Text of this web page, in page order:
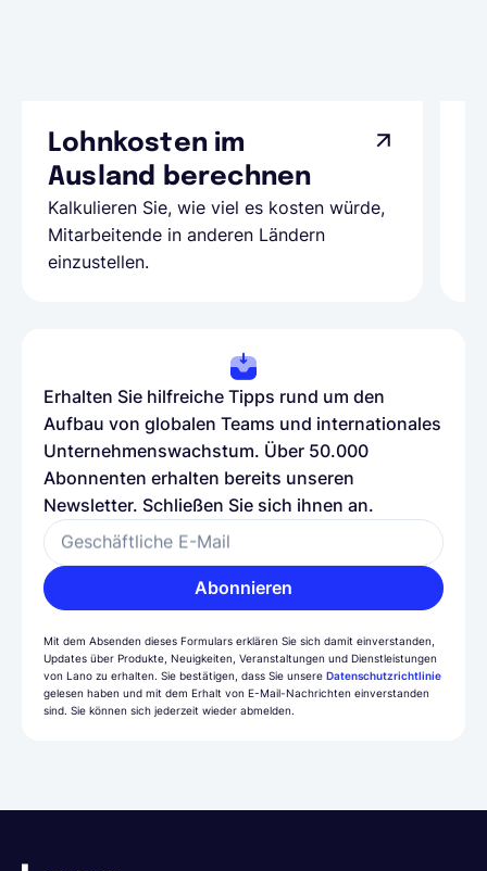
Lohnkosten im
Ausland berechnen
Kalkulieren Sie, wie viel es kosten würde,
Mitarbeitende in anderen Ländern
einzustellen.
Erhalten Sie hilfreiche Tipps rund um den
Aufbau von globalen Teams und internationales
Unternehmenswachstum. Über 50.000
Abonnenten erhalten bereits unseren
Newsletter. Schließen Sie sich ihnen an.
Geschäftliche E-Mail
Abonnieren
Mit dem Absenden dieses Formulars erklären Sie sich damit einverstanden,
Updates über Produkte, Neuigkeiten, Veranstaltungen und Dienstleistungen
von Lano zu erhalten. Sie bestätigen, dass Sie unsere Datenschutzrichtlinie
gelesen haben und mit dem Erhalt von E-Mail-Nachrichten einverstanden
sind. Sie können sich jederzeit wieder abmelden.